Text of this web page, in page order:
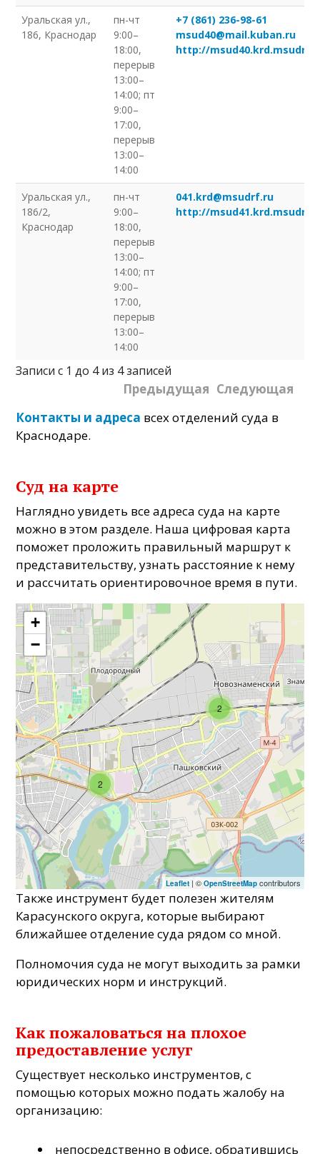
Уральская ул.,
186, Краснодар
пн-чт
9:00–
18:00,
перерыв
13:00–
14:00; пт
9:00–
17:00,
перерыв
13:00–
14:00
+7 (861) 236-98-61
msud40@mail.kuban.ru
http://
Уральская ул.,
186/2,
Краснодар
пн-чт
9:00–
18:00,
перерыв
13:00–
14:00; пт
9:00–
17:00,
перерыв
13:00–
14:00
041.krd@msudrf.ru
http://
Записи с 1 до 4 из 4 записей
Предыдущая Следующая
Контакты и адреса всех отделений суда в
Краснодаре.
Суд на карте
Наглядно увидеть все адреса суда на карте
можно в этом разделе. Наша цифровая карта
поможет проложить правильный маршрут к
представительству, узнать расстояние к нему
и рассчитать ориентировочное время в пути.
2
2
+
−
Leaflet| © OpenStreetMapcontributors
Также инструмент будет полезен жителям
Карасунского округа, которые выбирают
ближайшее отделение суда рядом со мной.
Полномочия суда не могут выходить за рамки
юридических норм и инструкций.
Как пожаловаться на плохое
предоставление услуг
Существует несколько инструментов, с
помощью которых можно подать жалобу на
организацию:
непосредственно в офисе, обратившись